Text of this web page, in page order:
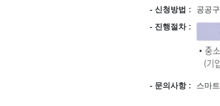
신청방법
공공
진행절차
문의사항 스마